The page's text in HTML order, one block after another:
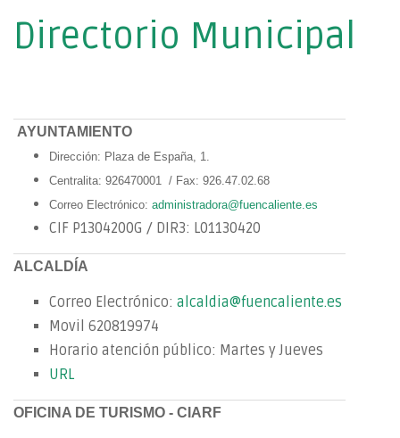
Directorio Municipal
AYUNTAMIENTO
Dirección: Plaza de España, 1.
Centralita: 926470001 / Fax: 926.47.02.68
Correo Electrónico: administradora@fuencaliente.es
CIF P1304200G / DIR3: L01130420
ALCALDÍA
Correo Electrónico: alcaldia@fuencaliente.es
Movil 620819974
Horario atención público: Martes y Jueves
URL
OFICINA DE TURISMO - CIARF